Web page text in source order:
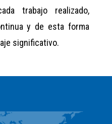
trabajo realizado,
y de esta forma
significativo.